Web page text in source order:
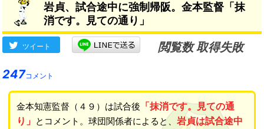
岩貞、試合途中に強制帰阪。金本監督「抹
消です。見ての通り」
ツイート
閲覧数 取得失敗
247コメント
金本知憲監督（４９）は試合後 「抹消です。見ての通
り」 とコメント。球団関係者によると、 岩貞は試合途中